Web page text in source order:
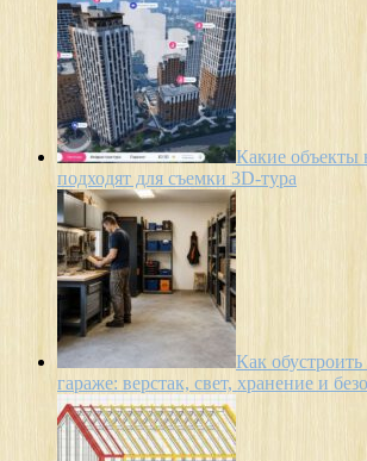
Какие объекты
подходят для съемки 3D-тура
Как
гараже: верстак, свет, хранение и